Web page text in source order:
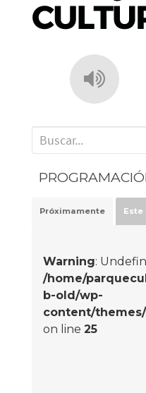
' . __('Search for:') . '
Próximamente Este
Warning:
/home/
b-old/wp-
content/
on line 25